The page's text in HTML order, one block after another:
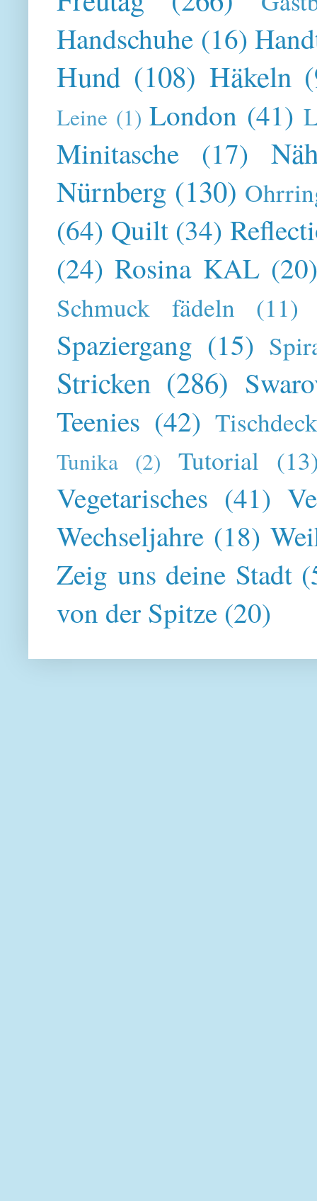
Handschuhe (16)
Hund (108) Häkeln
Leine (1) London (41)
Minitasche (17)
Nürnberg (130)
(64) Quilt (34)
(24) Rosina KAL
Schmuck fädeln (11)
Spaziergang (15)
Stricken (286)
Teenies (42)
Tunika (2) Tutorial
Vegetarisches (41)
Wechseljahre (18)
Zeig uns deine Stadt
von der Spitze (20)